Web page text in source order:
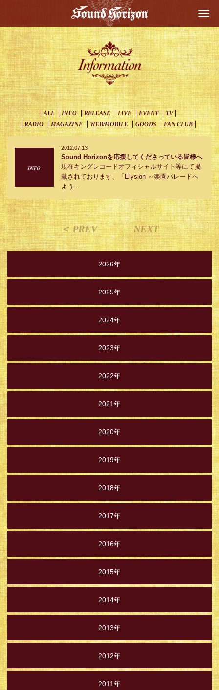
ALL INFO RELEASE LIVE EVENT
TV
RADIO
MAGAZINE WEB/MOBILE GOODS FAN CLUB
2012.07.13
Sound Horizonを応援してくださっている皆様へ
現在キングレコードオフィシャルサイト等にて掲
載されております、「Elysion ～楽園パレードへ
よう...
＜ PREV NEXT
2026年
2025年
2024年
2023年
2022年
2021年
2020年
2019年
2018年
2017年
2016年
2015年
2014年
2013年
2012年
2011年